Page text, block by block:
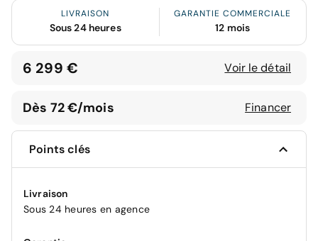
LIVRAISON
Sous 24 heures
GARANTIE COMMERCIALE
12 mois
6 299 € Voir le détail
Dès 72 €/mois Financer
Points clés
Livraison
Sous 24 heures en agence